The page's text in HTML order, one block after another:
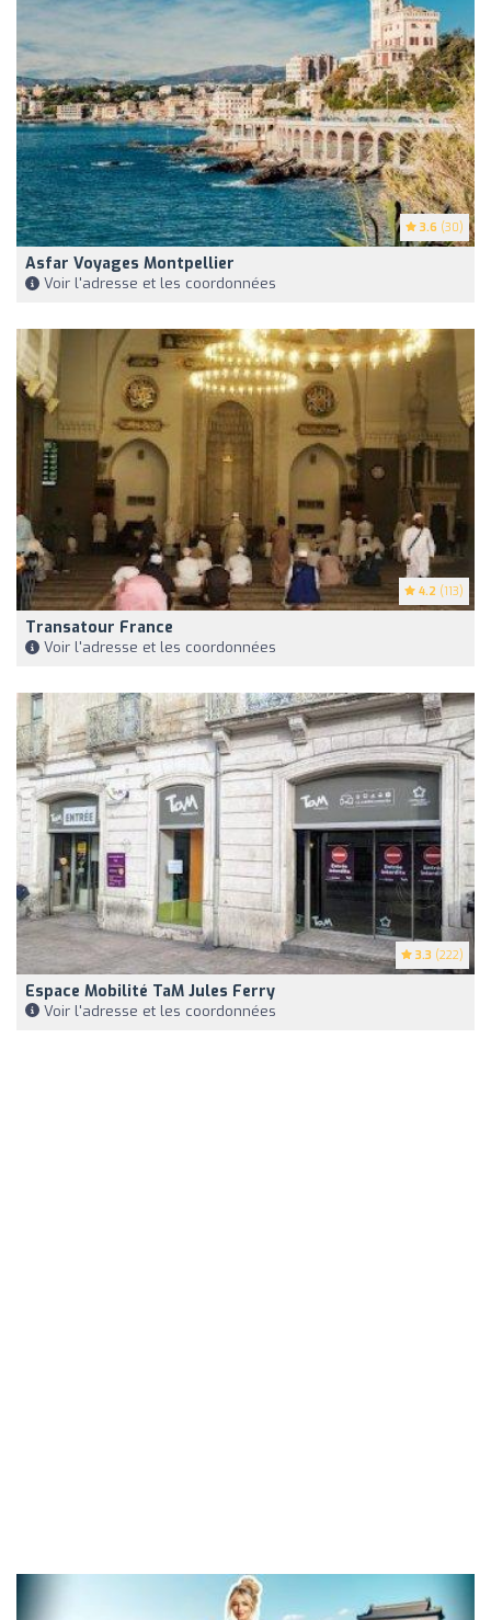
3.6 (30)
Asfar Voyages Montpellier
Voir l'adresse et les coordonnées
4.2 (113)
Transatour France
Voir l'adresse et les coordonnées
3.3 (222)
Espace Mobilité TaM Jules Ferry
Voir l'adresse et les coordonnées